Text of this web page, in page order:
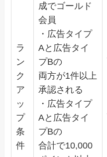
ラ
ン
ク
ア
ッ
プ
条
件
成でゴールド
会員
・広告タイプ
Aと広告タイ
プBの
両方が1件以上
承認される
・広告タイプ
Aと広告タイ
プBの
合計で10,000